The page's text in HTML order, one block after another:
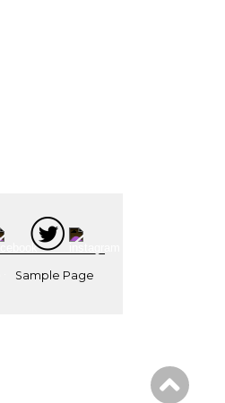
Sample Page